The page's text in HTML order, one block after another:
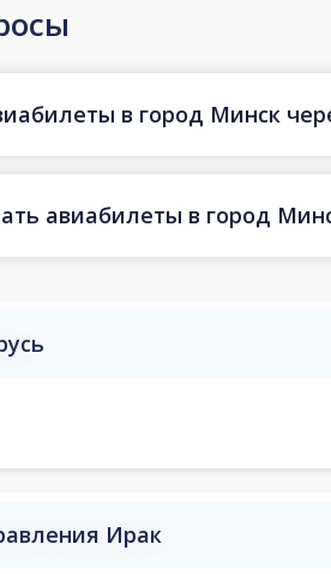
в город Минск
авиабилеты в город
Ирак